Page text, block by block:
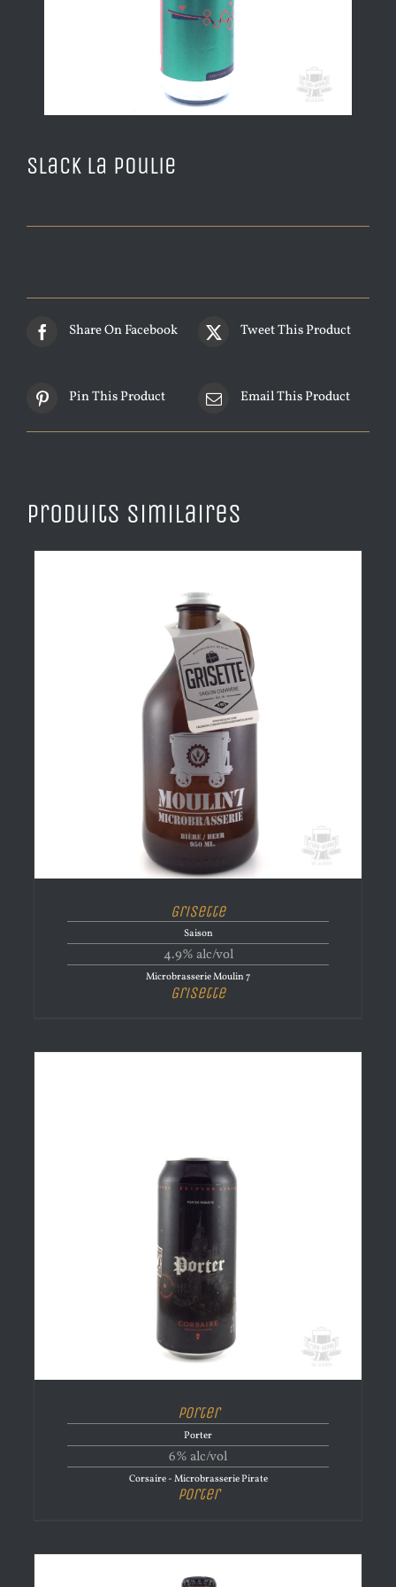
Slack la Poulie
Share On Facebook Tweet This Product
Pin This Product Email This Product
Produits similaires
Grisette
Saison
4.9% alc/vol
Microbrasserie Moulin 7
Grisette
Porter
Porter
6% alc/vol
Corsaire - Microbrasserie Pirate
Porter